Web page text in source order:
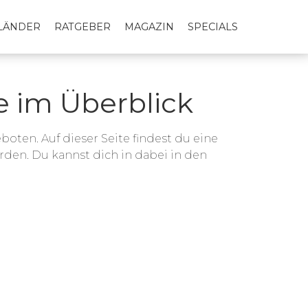
RATGEBER MAGAZIN SPECIALS
im Überblick
Auf dieser Seite findest du eine
Du kannst dich in dabei in den